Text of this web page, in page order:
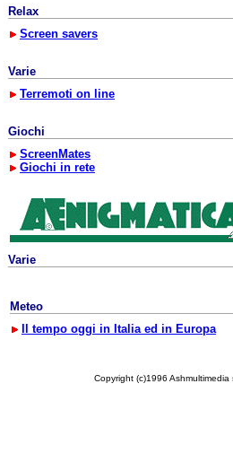
Relax
Screen savers
Varie
Terremoti on line
Giochi
ScreenMates
Giochi in rete
Varie
Meteo
Il tempo oggi in Italia ed in Europa
Copyright (c)1996 Ashmultimedia